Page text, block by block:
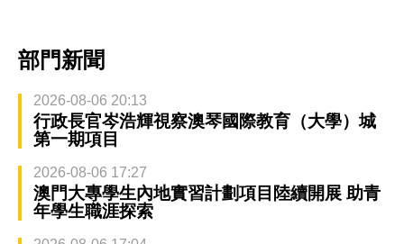
部門新聞
2026-08-06 20:13
行政長官岑浩輝視察澳琴國際教育（大學）城
第一期項目
2026-08-06 17:27
澳門大專學生內地實習計劃項目陸續開展 助青
年學生職涯探索